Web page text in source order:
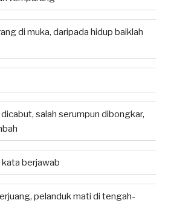
di muka, daripada hidup baiklah
salah serumpun dibongkar,
berjawab
pelanduk mati di tengah-